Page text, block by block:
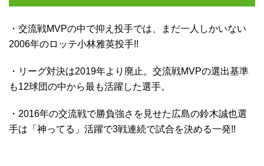
・交流戦MVPの中で抑え投手では、まだ一人しかいない
2006年のロッテ小林雅英投手!!
・リーグ対決は2019年より廃止。交流戦MVPの選出基準
も12球団の中から最も活躍した選手。
・2016年の交流戦で勝負強さを見せた広島の鈴木誠也選
手は「神ってる」活躍で3戦連続で試合を決める一発!!